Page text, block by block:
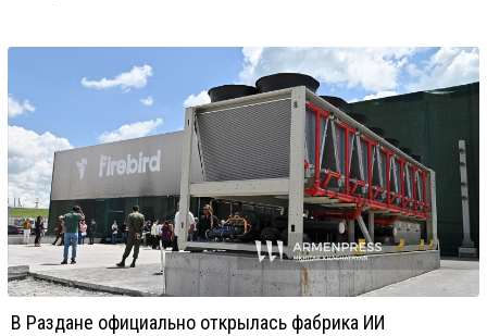
В Раздане официально открылась фабрика ИИ